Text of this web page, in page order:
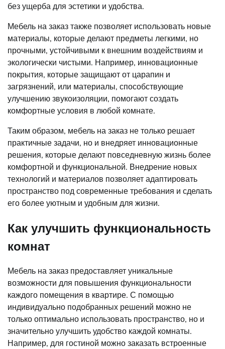
без ущерба для эстетики и удобства.
Мебель на заказ также позволяет использовать новые
материалы, которые делают предметы легкими, но
прочными, устойчивыми к внешним воздействиям и
экологически чистыми. Например, инновационные
покрытия, которые защищают от царапин и
загрязнений, или материалы, способствующие
улучшению звукоизоляции, помогают создать
комфортные условия в любой комнате.
Таким образом, мебель на заказ не только решает
практичные задачи, но и внедряет инновационные
решения, которые делают повседневную жизнь более
комфортной и функциональной. Внедрение новых
технологий и материалов позволяет адаптировать
пространство под современные требования и сделать
его более уютным и удобным для жизни.
Как улучшить функциональность
комнат
Мебель на заказ предоставляет уникальные
возможности для повышения функциональности
каждого помещения в квартире. С помощью
индивидуально подобранных решений можно не
только оптимально использовать пространство, но и
значительно улучшить удобство каждой комнаты.
Например, для гостиной можно заказать встроенные